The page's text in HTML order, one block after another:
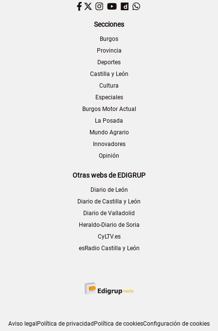
Facebook
TwitterInstagram
YouTubeDailymotion
Secciones
Burgos
Provincia
Deportes
Castilla y León
Cultura
Especiales
Burgos Motor Actual
La Posada
Mundo Agrario
Innovadores
Opinión
Otras webs de EDIGRUP
Diario de León
Diario de Castilla y León
Diario de Valladolid
Heraldo-Diario de Soria
CyLTV.es
esRadio Castilla y León
Aviso legal Política de privacidad Política de cookiesConfiguración de cookies